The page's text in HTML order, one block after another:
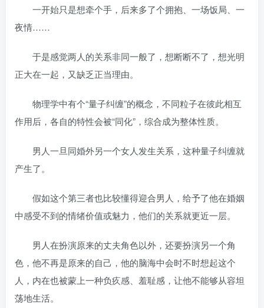
一开始只是想牵个手，后来多了个拥抱、一场饭局、一
夜情……
于是感觉两人的关系非同一般了，想断断不了，想光明
正大在一起，又缺乏正当理由。
物理学中有个“量子纠缠”的概念，不同粒子在彼此相互
作用后，各自的特性会被“同化”，综合成为整体性质。
男人一旦同婚外另一个女人发生关系，这种量子纠缠就
产生了。
假如这个第三者也比较懂得迎合男人，给予了他在婚姻
中感受不到的情绪价值或魅力，他们的关系就更近一层。
男人在扮演原来的丈夫角色以外，还要扮演另一个角
色，他不再是原来的自己，他的脑海中会时不时想起这个
人，内在也被蒙上一种负疚感、羞耻感，让他不能够从容坦
荡地生活。